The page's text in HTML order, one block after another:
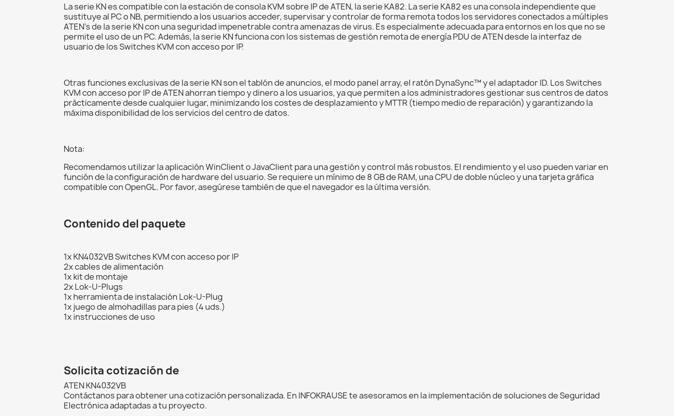
La serie KN es compatible con la estación de consola KVM sobre IP de ATEN, la serie KA82. La serie KA82 es una consola independiente que
sustituye al PC o NB, permitiendo a los usuarios acceder, supervisar y controlar de forma remota todos los servidores conectados a múltiples
ATEN’s de la serie KN con una seguridad impenetrable contra amenazas de virus. Es especialmente adecuada para entornos en los que no se
permite el uso de un PC. Además, la serie KN funciona con los sistemas de gestión remota de energía PDU de ATEN desde la interfaz de
usuario de los Switches KVM con acceso por IP.
Otras funciones exclusivas de la serie KN son el tablón de anuncios, el modo panel array, el ratón DynaSync™ y el adaptador ID. Los Switches
KVM con acceso por IP de ATEN ahorran tiempo y dinero a los usuarios, ya que permiten a los administradores gestionar sus centros de datos
prácticamente desde cualquier lugar, minimizando los costes de desplazamiento y MTTR (tiempo medio de reparación) y garantizando la
máxima disponibilidad de los servicios del centro de datos.
Nota:
Recomendamos utilizar la aplicación WinClient o JavaClient para una gestión y control más robustos. El rendimiento y el uso pueden variar en
función de la configuración de hardware del usuario. Se requiere un mínimo de 8 GB de RAM, una CPU de doble núcleo y una tarjeta gráfica
compatible con OpenGL. Por favor, asegúrese también de que el navegador es la última versión.
Contenido del paquete
1x KN4032VB Switches KVM con acceso por IP
2x cables de alimentación
1x kit de montaje
2x Lok-U-Plugs
1x herramienta de instalación Lok-U-Plug
1x juego de almohadillas para pies (4 uds.)
1x instrucciones de uso
Solicita cotización de
ATEN KN4032VB
Contáctanos para obtener una cotización personalizada. En INFOKRAUSE te asesoramos en la implementación de soluciones de Seguridad
Electrónica adaptadas a tu proyecto.